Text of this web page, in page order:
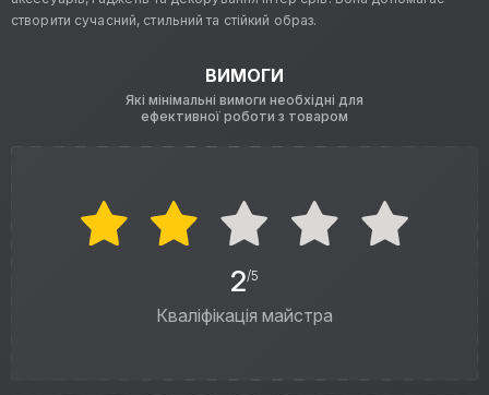
створити сучасний, стильний та стійкий образ.
ВИМОГИ
Які мінімальні вимоги необхідні для
ефективної роботи з товаром
2/5
Кваліфікація майстра